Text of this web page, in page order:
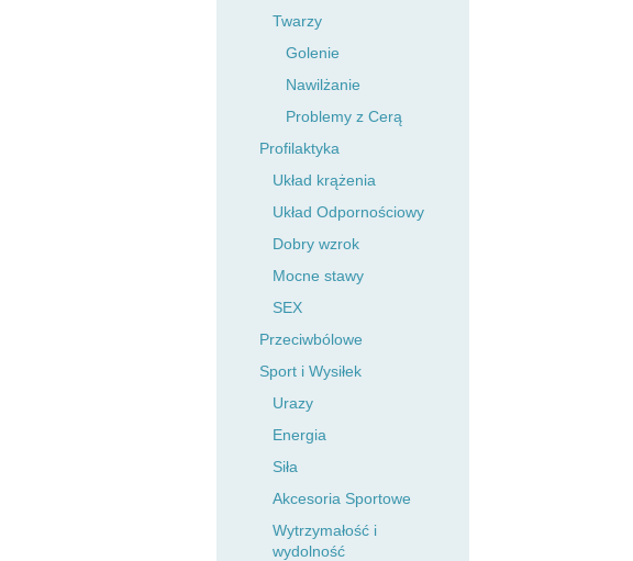
Twarzy
Golenie
Nawilżanie
Problemy z Cerą
Profilaktyka
Układ krążenia
Układ Odpornościowy
Dobry wzrok
Mocne stawy
SEX
Przeciwbólowe
Sport i Wysiłek
Urazy
Energia
Siła
Akcesoria Sportowe
Wytrzymałość i
wydolność